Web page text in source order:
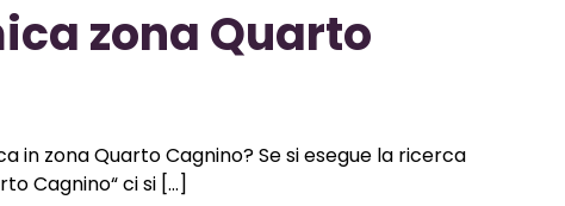
zona Quarto
in zona Quarto Cagnino? Se si esegue la ricerca
Cagnino“ ci si[…]